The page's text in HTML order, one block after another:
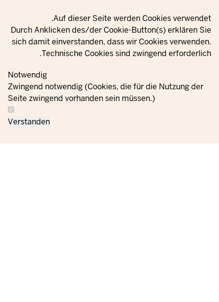
Privacy settings
Auf dieser Seite werden Cookies verwendet.
Durch Anklicken des/der Cookie-Button(s) erklären Sie
sich damit einverstanden, dass wir Cookies verwenden.
Technische Cookies sind zwingend erforderlich.
Notwendig
Zwingend notwendig (Cookies, die für die Nutzung der
Seite zwingend vorhanden sein müssen.)
Verstanden